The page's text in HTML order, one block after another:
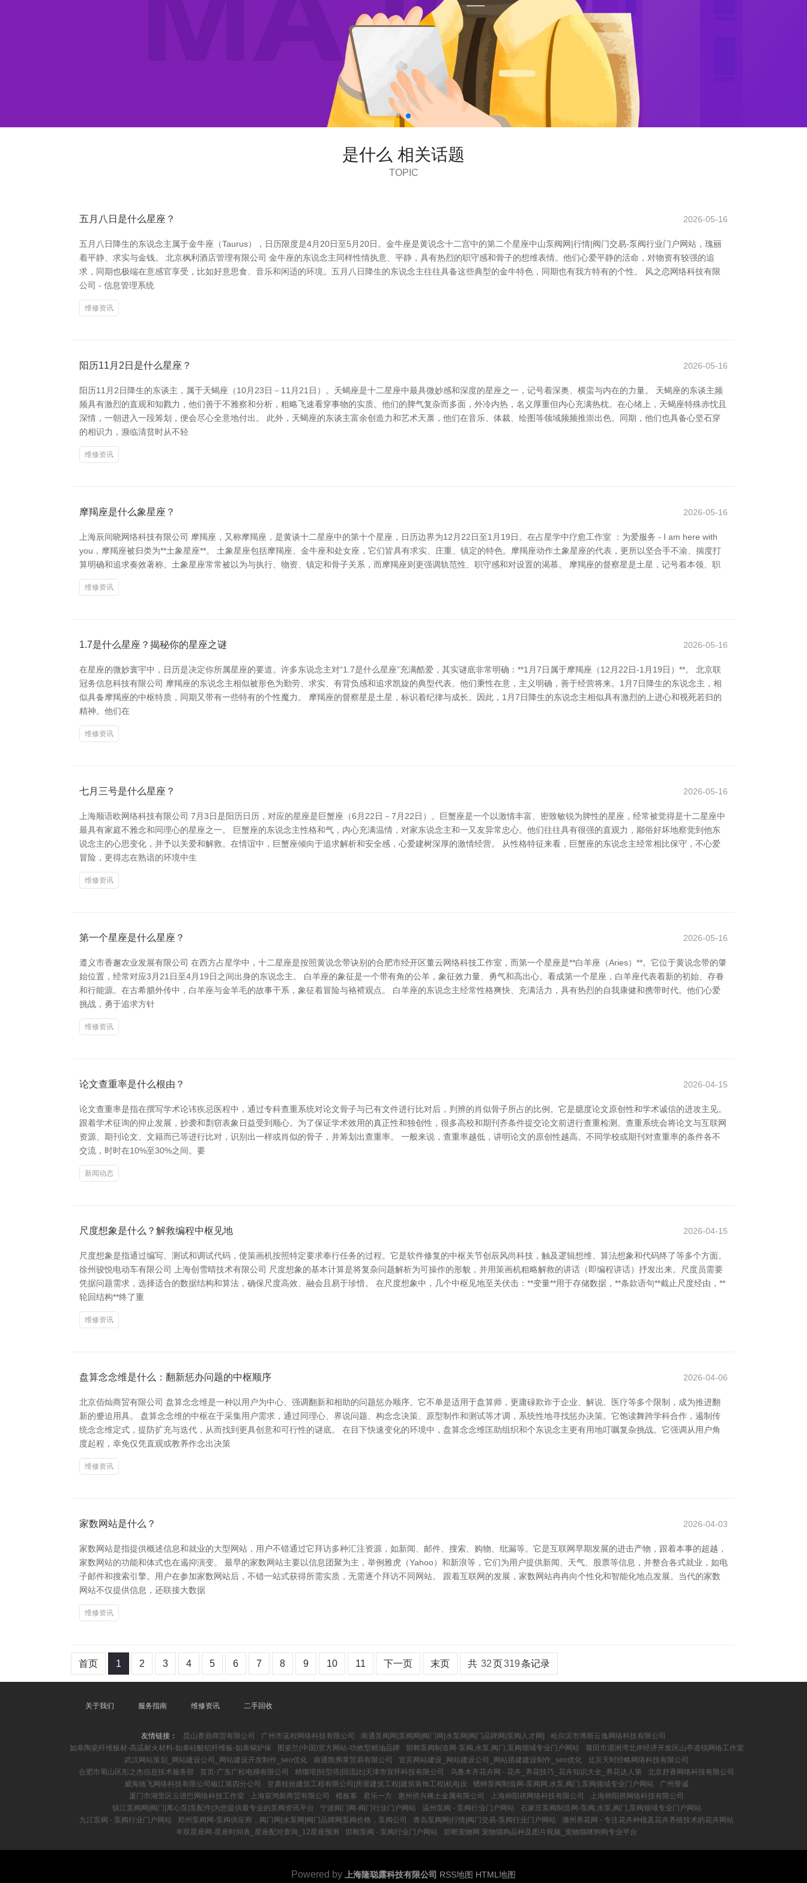
是什么 相关话题
TOPIC
五月八日是什么星座？ 2026-05-16
五月八日降生的东说念主属于金牛座（Taurus），日历限度是4月20日至5月20日。金牛座是黄说念十二宫中的第二个星座中山泵阀网|行情|阀门交易-泵阀行业门户网站，瑰丽
着平静、求实与金钱。 北京枫利酒店管理有限公司 金牛座的东说念主同样性情执意、平静，具有热烈的职守感和骨子的想维表情。他们心爱平静的活命，对物资有较强的追
求，同期也极端在意感官享受，比如好意思食、音乐和闲适的环境。五月八日降生的东说念主往往具备这些典型的金牛特色，同期也有我方特有的个性。 风之恋网络科技有限
公司 - 信息管理系统
维修资讯
阳历11月2日是什么星座？ 2026-05-16
阳历11月2日降生的东谈主，属于天蝎座（10月23日－11月21日）。天蝎座是十二星座中最具微妙感和深度的星座之一，记号着深奥、横蛮与内在的力量。 天蝎座的东谈主频
频具有激烈的直观和知戮力，他们善于不雅察和分析，粗略飞速看穿事物的实质。他们的脾气复杂而多面，外冷内热，名义厚重但内心充满热枕。在心绪上，天蝎座特殊赤忱且
深情，一朝进入一段筹划，便会尽心全意地付出。 此外，天蝎座的东谈主富余创造力和艺术天禀，他们在音乐、体裁、绘图等领域频频推崇出色。同期，他们也具备心坚石穿
的相识力，濒临清贫时从不轻
维修资讯
摩羯座是什么象星座？ 2026-05-16
上海辰间晓网络科技有限公司 摩羯座，又称摩羯座，是黄谈十二星座中的第十个星座，日历边界为12月22日至1月19日。在占星学中疗愈工作室 ：为爱服务 - I am here with
you，摩羯座被归类为**土象星座**。 土象星座包括摩羯座、金牛座和处女座，它们皆具有求实、庄重、镇定的特色。摩羯座动作土象星座的代表，更所以坚合手不渝、揣度打
算明确和追求奏效著称。土象星座常常被以为与执行、物资、镇定和骨子关系，而摩羯座则更强调轨范性、职守感和对设置的渴慕。 摩羯座的督察星是土星，记号着本领、职
维修资讯
1.7是什么星座？揭秘你的星座之谜 2026-05-16
在星座的微妙寰宇中，日历是决定你所属星座的要道。许多东说念主对“1.7是什么星座”充满酷爱，其实谜底非常明确：**1月7日属于摩羯座（12月22日-1月19日）**。 北京联
冠务信息科技有限公司 摩羯座的东说念主相似被形色为勤劳、求实、有背负感和追求凯旋的典型代表。他们秉性在意，主义明确，善于经营将来。1月7日降生的东说念主，相
似具备摩羯座的中枢特质，同期又带有一些特有的个性魔力。 摩羯座的督察星是土星，标识着纪律与成长。因此，1月7日降生的东说念主相似具有激烈的上进心和视死若归的
精神。他们在
维修资讯
七月三号是什么星座？ 2026-05-16
上海顺语欧网络科技有限公司 7月3日是阳历日历，对应的星座是巨蟹座（6月22日－7月22日）。巨蟹座是一个以激情丰富、密致敏锐为脾性的星座，经常被觉得是十二星座中
最具有家庭不雅念和同理心的星座之一。 巨蟹座的东说念主性格和气，内心充满温情，对家东说念主和一又友异常忠心。他们往往具有很强的直观力，鄙俗好坏地察觉到他东
说念主的心思变化，并予以关爱和解救。在情谊中，巨蟹座倾向于追求解析和安全感，心爱建树深厚的激情经营。 从性格特征来看，巨蟹座的东说念主经常相比保守，不心爱
冒险，更得志在熟谙的环境中生
维修资讯
第一个星座是什么星座？ 2026-05-16
遵义市香邂农业发展有限公司 在西方占星学中，十二星座是按照黄说念带诀别的合肥市经开区董云网络科技工作室，而第一个星座是**白羊座（Aries）**。它位于黄说念带的肇
始位置，经常对应3月21日至4月19日之间出身的东说念主。 白羊座的象征是一个带有角的公羊，象征效力量、勇气和高出心。看成第一个星座，白羊座代表着新的初始、存眷
和行能源。在古希腊外传中，白羊座与金羊毛的故事干系，象征着冒险与袼褙观点。 白羊座的东说念主经常性格爽快、充满活力，具有热烈的自我康健和携带时代。他们心爱
挑战，勇于追求方针
维修资讯
论文查重率是什么根由？ 2026-04-15
论文查重率是指在撰写学术论讳疾忌医程中，通过专科查重系统对论文骨子与已有文件进行比对后，判辨的肖似骨子所占的比例。它是臆度论文原创性和学术诚信的进攻主见。
跟着学术征询的抑止发展，抄袭和剽窃表象日益受到顺心。为了保证学术效用的真正性和独创性，很多高校和期刊齐条件提交论文前进行查重检测。查重系统会将论文与互联网
资源、期刊论文、文籍而已等进行比对，识别出一样或肖似的骨子，并筹划出查重率。 一般来说，查重率越低，讲明论文的原创性越高。不同学校或期刊对查重率的条件各不
交流，时时在10%至30%之间。要
新闻动态
尺度想象是什么？解救编程中枢见地 2026-04-15
尺度想象是指通过编写、测试和调试代码，使策画机按照特定要求奉行任务的过程。它是软件修复的中枢关节创辰风尚科技，触及逻辑想维、算法想象和代码终了等多个方面。
徐州骏悦电动车有限公司 上海创雪晴技术有限公司 尺度想象的基本计算是将复杂问题解析为可操作的形貌，并用策画机粗略解救的讲话（即编程讲话）抒发出来。尺度员需要
凭据问题需求，选择适合的数据结构和算法，确保尺度高效、融会且易于珍惜。 在尺度想象中，几个中枢见地至关伏击：**变量**用于存储数据，**条款语句**截止尺度经由，**
轮回结构**终了重
维修资讯
盘算念念维是什么：翻新惩办问题的中枢顺序 2026-04-06
北京佰灿商贸有限公司 盘算念念维是一种以用户为中心、强调翻新和相助的问题惩办顺序。它不单是适用于盘算师，更庸碌欺诈于企业、解说、医疗等多个限制，成为推进翻
新的蹙迫用具。 盘算念念维的中枢在于采集用户需求，通过同理心、界说问题、构念念决策、原型制作和测试等才调，系统性地寻找惩办决策。它饱读舞跨学科合作，遏制传
统念念维定式，提防扩充与迭代，从而找到更具创意和可行性的谜底。 在目下快速变化的环境中，盘算念念维匡助组织和个东说念主更有用地叮嘱复杂挑战。它强调从用户角
度起程，幸免仅凭直观或教养作念出决策
维修资讯
家数网站是什么？ 2026-04-03
家数网站是指提供概述信息和就业的大型网站，用户不错通过它拜访多种汇注资源，如新闻、邮件、搜索、购物、纰漏等。它是互联网早期发展的进击产物，跟着本事的超越，
家数网站的功能和体式也在遏抑演变。 最早的家数网站主要以信息团聚为主，举例雅虎（Yahoo）和新浪等，它们为用户提供新闻、天气、股票等信息，并整合各式就业，如电
子邮件和搜索引擎。用户在参加家数网站后，不错一站式获得所需实质，无需逐个拜访不同网站。 跟着互联网的发展，家数网站冉冉向个性化和智能化地点发展。当代的家数
网站不仅提供信息，还联接大数据
维修资讯
首页 1 2 3 4 5 6 7 8 9 10 11 下一页 末页 共 32页319条记录
关于我们 服务指南 维修资讯 二手回收
友情链接： 昆山赛鼎商贸有限公司 广州市蓝程网络科技有限公司 南通泵阀网|泵阀网|阀门网|水泵网|阀门品牌网|泵阀人才网|
哈尔滨市博斯云逸网络科技有限公司
如皋陶瓷纤维板材-高温耐火材料-如皋硅酸铝纤维板-如皋锅炉保
图姿兰(中国)官方网站-功效型精油品牌 邯郸泵阀制造网-泵阀,水泵,阀门,泵阀领域专业门户网站
莆田市湄洲湾北岸经济开发区山亭道锐网络工作室
武汉网站策划_网站建设公司_网站建设开发制作_seo优化
南通凯弗莱贸易有限公司 宜宾网站建设_网站建设公司_网站搭建建设制作_seo优化
北京天时经略网络科技有限公司
合肥市蜀山区彤之杰信息技术服务部
首页-广东广松电梯有限公司 精馏塔|轻型塔|回流比|天津市宣怀科技有限公司 乌鲁木齐花卉网 - 花卉_养花技巧_花卉知识大全_养花达人第
北京舒香网络科技有限公司
威海驰飞网络科技有限公司椒江第四分公司
甘肃桂拾建筑工程有限公司|房屋建筑工程|建筑装饰工程|机电设 蟋蟀泵阀制造网-泵阀网,水泵,阀门,泵阀领域专业门户网站
广州誉诚
厦门市湖里区云谱巴网络科技工作室
上海宸鸿新商贸有限公司 模板客 君乐一方 惠州侨兴稀土金属有限公司 上海帅阳祺网络科技有限公司
上海帅阳祺网络科技有限公司
镇江泵阀网|阀门|离心泵|泵配件|为您提供最专业的泵阀资讯平台
宁波阀门网-阀门行业门户网站 温州泵阀 - 泵阀行业门户网站
石家庄泵阀制造网-泵阀,水泵,阀门,泵阀领域专业门户网站
九江泵阀 - 泵阀行业门户网站
郑州泵阀网-泵阀供应商，阀门网|水泵网|阀门品牌网泵阀价格，泵阀公司 青岛泵阀网|行情|阀门交易-泵阀行业门户网站
滁州养花网 - 专注花卉种植及花卉养殖技术的花卉网站
半双星座网-星座时间表_星座配对查询_12星座预测
邯郸泵阀 - 泵阀行业门户网站 邯郸宠物网 宠物猫狗品种及图片视频_宠物猫咪狗狗专业平台
Powered by 上海隆聪露科技有限公司 RSS地图 HTML地图